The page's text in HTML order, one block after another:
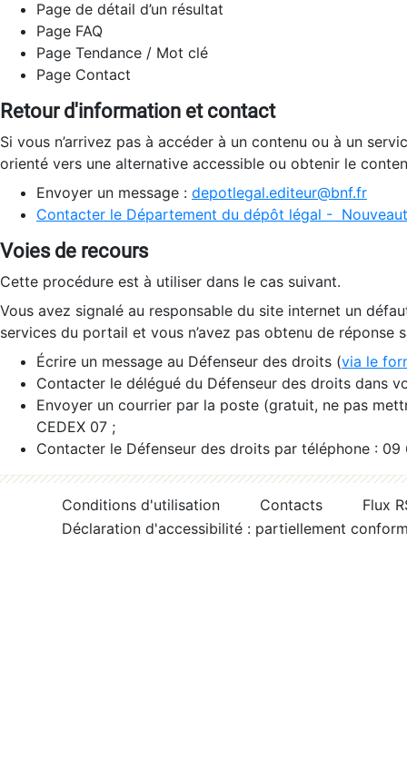
Page de détail d’un résultat
Page FAQ
Page Tendance / Mot clé
Page Contact
Retour d'information et contact
Si vous n’arrivez pas à accéder à un contenu ou à un
orienté vers une alternative accessible ou obtenir le
Envoyer un message : depotlegal.editeur@bnf.fr
Contacter le Département du dépôt légal -
Voies de recours
Cette procédure est à utiliser dans le cas suivant.
Vous avez signalé au responsable du site internet un
services du portail et vous n’avez pas obtenu de réponse
Écrire un message au Défenseur des droits (via le
Contacter le délégué du Défenseur des droits dans
Envoyer un courrier par la poste (gratuit, ne pas
CEDEX 07 ;
Contacter le Défenseur des droits par téléphone :
Conditions d'utilisation Contacts
Flux
Déclaration d'accessibilité : partiellement